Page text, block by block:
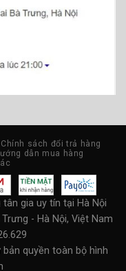
Chính sách đổi trả hàng
dẫn mua hàng
gia uy tín tại Hà Nội
- Hà Nội, Việt Nam
bản quyền toàn bộ hình